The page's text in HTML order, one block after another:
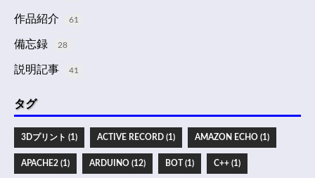
作品紹介 61
備忘録 28
説明記事 41
タグ
3Dプリント (1) ACTIVE RECORD (1) AMAZON ECHO (1)
APACHE2 (1) ARDUINO (12) BOT (1) C++ (1)